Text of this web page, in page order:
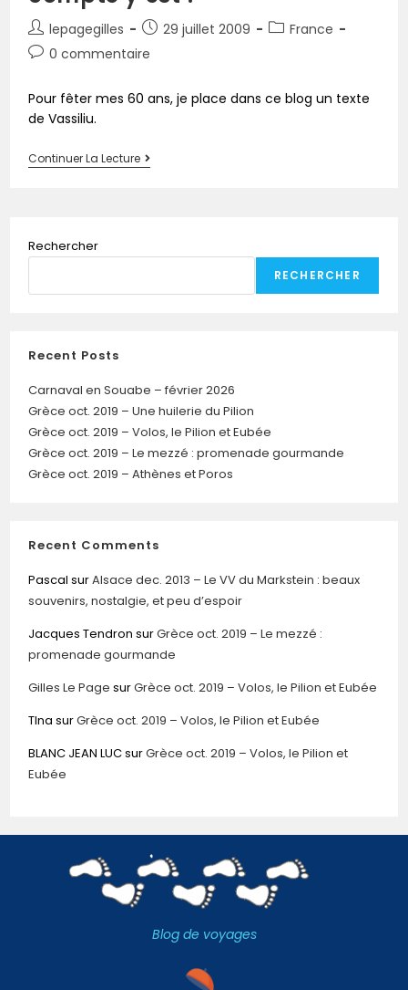
lepagegilles 29 juillet 2009
France
0 commentaire
Pour fêter mes 60 ans, je place dans ce blog un texte
de Vassiliu.
Continuer La Lecture
Rechercher
RECHERCHER
Recent Posts
Carnaval en Souabe – février 2026
Grèce oct. 2019 – Une huilerie du Pilion
Grèce oct. 2019 – Volos, le Pilion et Eubée
Grèce oct. 2019 – Le mezzé : promenade gourmande
Grèce oct. 2019 – Athènes et Poros
Recent Comments
Pascal surAlsace dec. 2013 – Le VV du Markstein : beaux
souvenirs, nostalgie, et peu d’espoir
Jacques Tendron surGrèce oct. 2019 – Le mezzé :
promenade gourmande
Gilles Le Page surGrèce oct. 2019 – Volos, le Pilion et Eubée
TIna surGrèce oct. 2019 – Volos, le Pilion et Eubée
BLANC JEAN LUCsurGrèce oct. 2019 – Volos, le Pilion et
Eubée
Blog de voyages